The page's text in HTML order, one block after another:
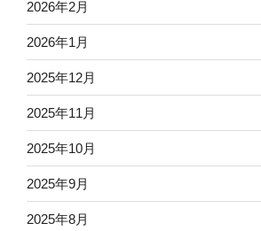
2026年2月
2026年1月
2025年12月
2025年11月
2025年10月
2025年9月
2025年8月